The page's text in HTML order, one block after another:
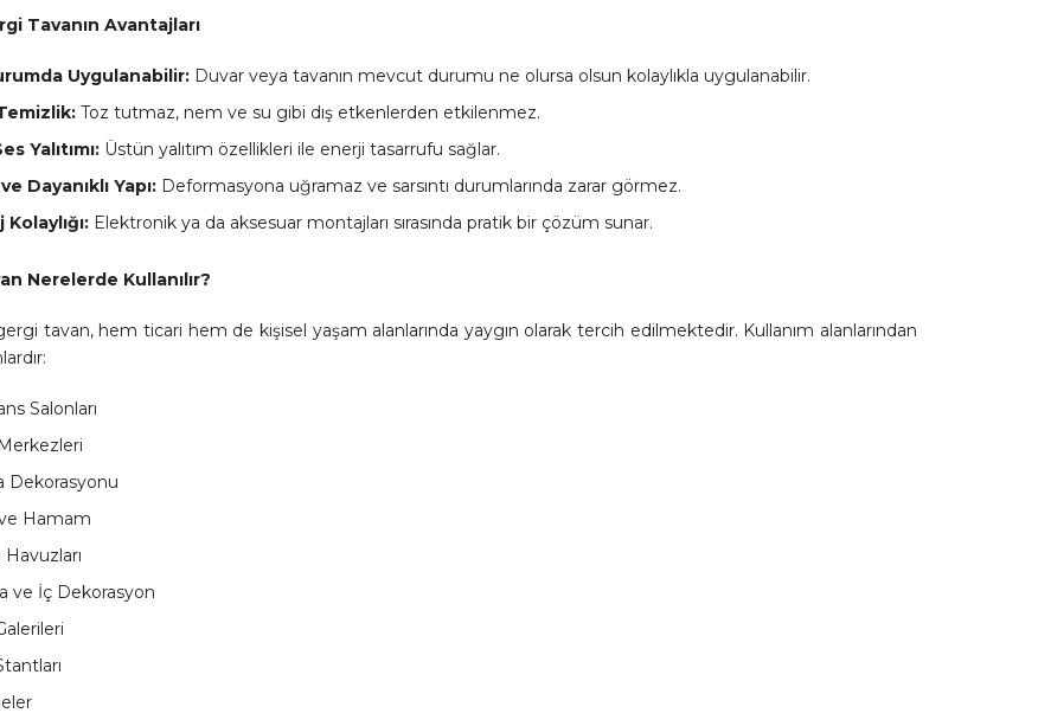
Tavanın Avantajları
Uygulanabilir:Duvar veya tavanın mevcut durumu ne olursa olsun kolaylıkla uygulanabilir.
Toz tutmaz, nem ve su gibi dış etkenlerden etkilenmez.
Yalıtımı:Üstün yalıtım özellikleri ile enerji tasarrufu sağlar.
Dayanıklı Yapı:Deformasyona uğramaz ve sarsıntı durumlarında zarar görmez.
Elektronik ya da aksesuar montajları sırasında pratik bir çözüm sunar.
Nerelerde Kullanılır?
tavan, hem ticari hem de kişisel yaşam alanlarında yaygın olarak tercih edilmektedir. Kullanım alanlarından
Salonları
Dekorasyonu
Hamam
ve İç Dekorasyon